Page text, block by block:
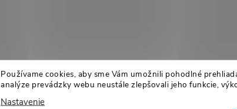
Používame cookies, aby sme Vám umožnili pohodlné
analýze prevádzky webu neustále zlepšovali jeho funkcie,
Nastavenie